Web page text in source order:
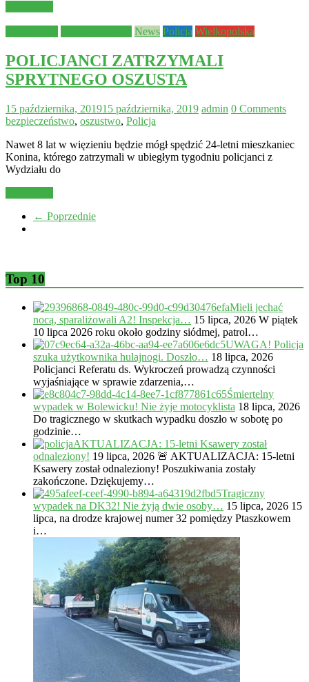
News Policja Wielkopolska
POLICJANCI ZATRZYMALI
SPRYTNEGO OSZUSTA
15 października, 201915 października, 2019 admin 0 Comments
bezpieczeństwo, oszustwo, Policja
Nawet 8 lat w więzieniu będzie mógł spędzić 24-letni mieszkaniec
Konina, którego zatrzymali w ubiegłym tygodniu policjanci z
Wydziału do
← Poprzednie
Top 10
Mieli jechać
nocą, sparaliżowali A2! Inspekcja… 15 lipca, 2026 W piątek
10 lipca 2026 roku około godziny siódmej, patrol…
UWAGA! Policja
szuka użytkownika hulajnogi. Doszło… 18 lipca, 2026
Policjanci Referatu ds. Wykroczeń prowadzą czynności
wyjaśniające w sprawie zdarzenia,…
Śmiertelny
wypadek w Bolewicku! Nie żyje motocyklista 18 lipca, 2026
Do tragicznego w skutkach wypadku doszło w sobotę po
godzinie…
AKTUALIZACJA: 15-letni Ksawery został
odnaleziony! 19 lipca, 2026 🚨 AKTUALIZACJA: 15-letni
Ksawery został odnaleziony! Poszukiwania zostały
zakończone. Dziękujemy…
Tragiczny
wypadek na DK32! Nie żyją dwie osoby… 15 lipca, 2026 15
lipca, na drodze krajowej numer 32 pomiędzy Ptaszkowem
i…